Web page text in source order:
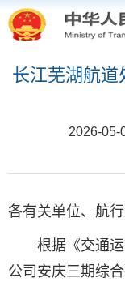
长江芜湖航道
2026-05-
各有关单位、航行
根据《交通
公司安庆三期综